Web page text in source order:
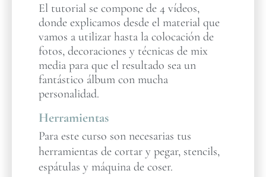
El tutorial se compone de 4 vídeos,
donde explicamos desde el material que
vamos a utilizar hasta la colocación de
fotos, decoraciones y técnicas de mix
media para que el resultado sea un
fantástico álbum con mucha
personalidad.
Herramientas
Para este curso son necesarias tus
herramientas de cortar y pegar, stencils,
espátulas y máquina de coser.